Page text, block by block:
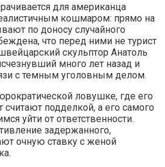
для американца
кошмаром: прямо на
по доносу случайного
что перед ними не турист
скульптор Анатоль
много лет назад и
с темным уголовным делом.
ловушке, где его
считают подделкой, а его самого
уйти от ответственности.
задержанного,
очную ставку с женой